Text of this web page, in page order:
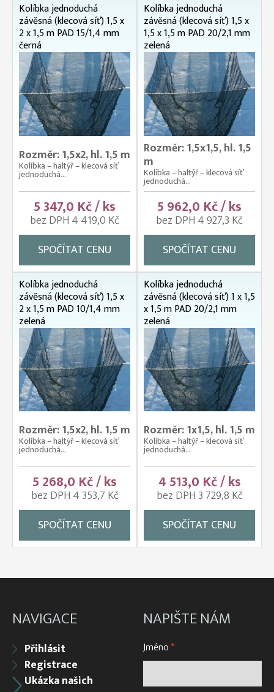
Kolíbka jednoduchá
závěsná (klecová síť) 1,5 x
2 x 1,5 m PAD 15/1,4 mm
černá
Rozměr: 1,5x2, hl. 1,5 m
Kolíbka – haltýř – klecová síť
jednoduchá...
5 347,0 Kč / ks
bez DPH 4 419,0 Kč
SPOČÍTAT CENU
Kolíbka jednoduchá
závěsná (klecová síť) 1,5 x
1,5 x 1,5 m PAD 20/2,1 mm
zelená
Rozměr: 1,5x1,5, hl. 1,5
m
Kolíbka – haltýř – klecová síť
jednoduchá...
5 962,0 Kč / ks
bez DPH 4 927,3 Kč
SPOČÍTAT CENU
Kolíbka jednoduchá
závěsná (klecová síť) 1,5 x
2 x 1,5 m PAD 10/1,4 mm
zelená
Rozměr: 1,5x2, hl. 1,5 m
Kolíbka – haltýř – klecová síť
jednoduchá...
5 268,0 Kč / ks
bez DPH 4 353,7 Kč
SPOČÍTAT CENU
Kolíbka jednoduchá
závěsná (klecová síť) 1 x 1,5
x 1,5 m PAD 20/2,1 mm
zelená
Rozměr: 1x1,5, hl. 1,5 m
Kolíbka – haltýř – klecová síť
jednoduchá...
4 513,0 Kč / ks
bez DPH 3 729,8 Kč
SPOČÍTAT CENU
NAVIGACE
Přihlásit
Registrace
Ukázka našich
NAPIŠTE NÁM
Jméno*